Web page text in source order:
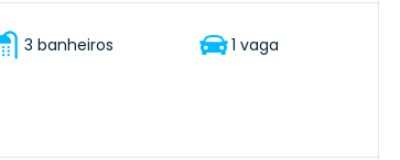
3 banheiros 1 vaga